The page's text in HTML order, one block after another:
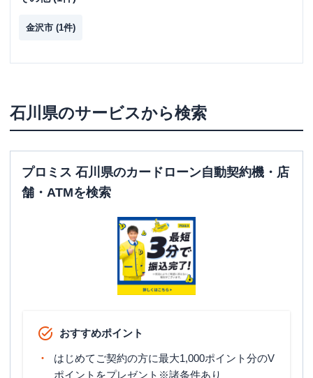
金沢市 (1件)
石川県のサービスから検索
プロミス 石川県のカードローン自動契約機・店
舗・ATMを検索
おすすめポイント
はじめてご契約の方に最大1,000ポイント分のV
ポイントをプレゼント※諸条件あり